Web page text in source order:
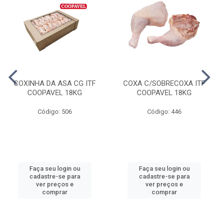
COXINHA DA ASA CG ITF
COOPAVEL 18KG
Código: 506
Faça seu login ou
cadastre-se para
ver preços e
comprar
COXA C/SOBRECOXA ITF
COOPAVEL 18KG
Código: 446
Faça seu login ou
cadastre-se para
ver preços e
comprar